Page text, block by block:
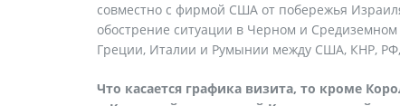
совместно с фирмой США от побережья
обострение ситуации в Черном и
Греции, Италии и Румынии между США, КНР,
Что касается графика визита, то кроме